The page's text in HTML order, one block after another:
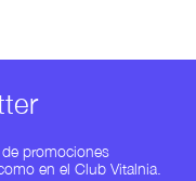
promociones
en el Club Vitalnia.